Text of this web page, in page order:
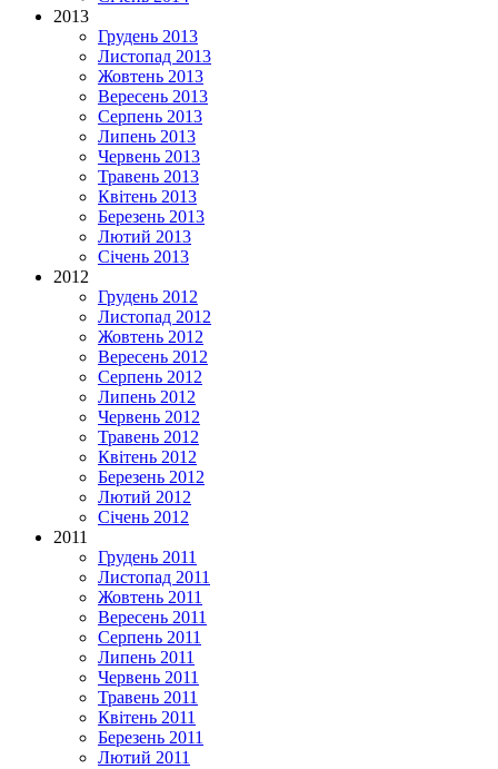
2013
Грудень 2013
Листопад 2013
Жовтень 2013
Вересень 2013
Серпень 2013
Липень 2013
Червень 2013
Травень 2013
Квітень 2013
Березень 2013
Лютий 2013
Січень 2013
2012
Грудень 2012
Листопад 2012
Жовтень 2012
Вересень 2012
Серпень 2012
Липень 2012
Червень 2012
Травень 2012
Квітень 2012
Березень 2012
Лютий 2012
Січень 2012
2011
Грудень 2011
Листопад 2011
Жовтень 2011
Вересень 2011
Серпень 2011
Липень 2011
Червень 2011
Травень 2011
Квітень 2011
Березень 2011
Лютий 2011